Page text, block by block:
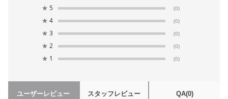
★ 5 (0)
★ 4 (0)
★ 3 (0)
★ 2 (0)
★ 1 (0)
ユーザーレビュー スタッフレビュー QA(0)